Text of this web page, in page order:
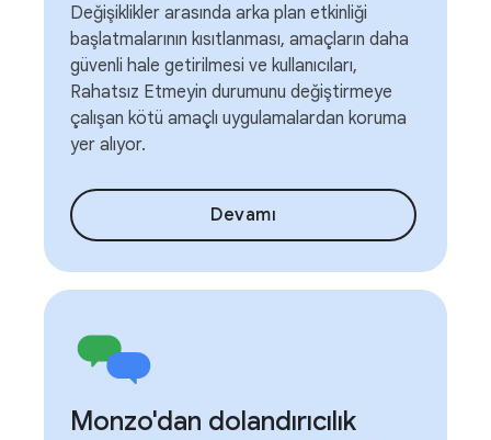
Değişiklikler arasında arka plan etkinliği
başlatmalarının kısıtlanması, amaçların daha
güvenli hale getirilmesi ve kullanıcıları,
Rahatsız Etmeyin durumunu değiştirmeye
çalışan kötü amaçlı uygulamalardan koruma
yer alıyor.
Devamı
Monzo'dan dolandırıcılık